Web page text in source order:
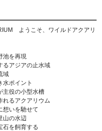
ようこそ、ワイルドアクアリ
池を再現
るアジアの止水域
域
ポイント
主役の小型水槽
れるアクアリウム
想いを馳せて
山の水辺
石を飼育する